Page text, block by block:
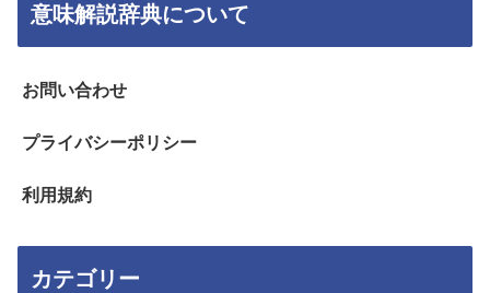
意味解説辞典について
お問い合わせ
プライバシーポリシー
利用規約
カテゴリー